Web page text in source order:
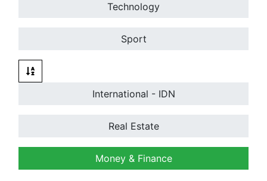
Technology
Sport
International - IDN
Real Estate
Money & Finance